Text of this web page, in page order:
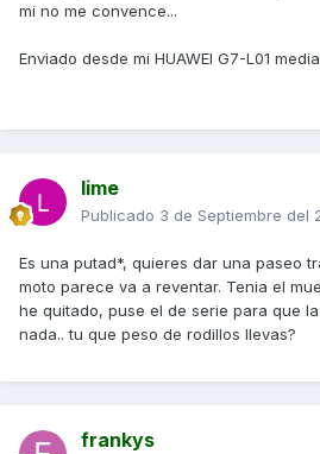
mi no me convence...
Enviado desde mi HUAWEI G7-L01
lime
Publicado 3 de Septiembre del
Es una putad*, quieres dar una paseo
moto parece va a reventar. Tenia el
he quitado, puse el de serie para que
nada.. tu que peso de rodillos llevas?
frankys